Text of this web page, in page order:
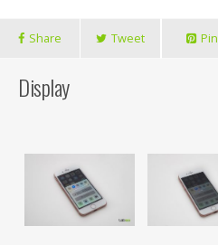
Share Tweet Pin
Display